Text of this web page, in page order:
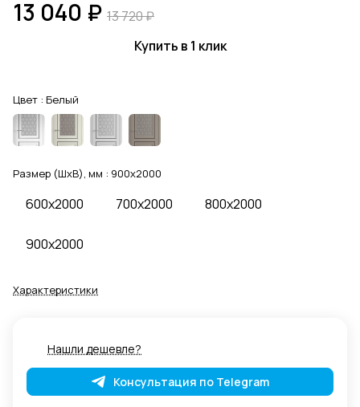
13 040 ₽ 13 720 ₽
Купить в 1 клик
Цвет : Белый
Размер (ШхВ), мм : 900x2000
600x2000 700x2000 800x2000
900x2000
Характеристики
Нашли дешевле?
Консультация по Telegram